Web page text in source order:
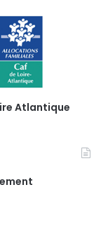
Atlantique